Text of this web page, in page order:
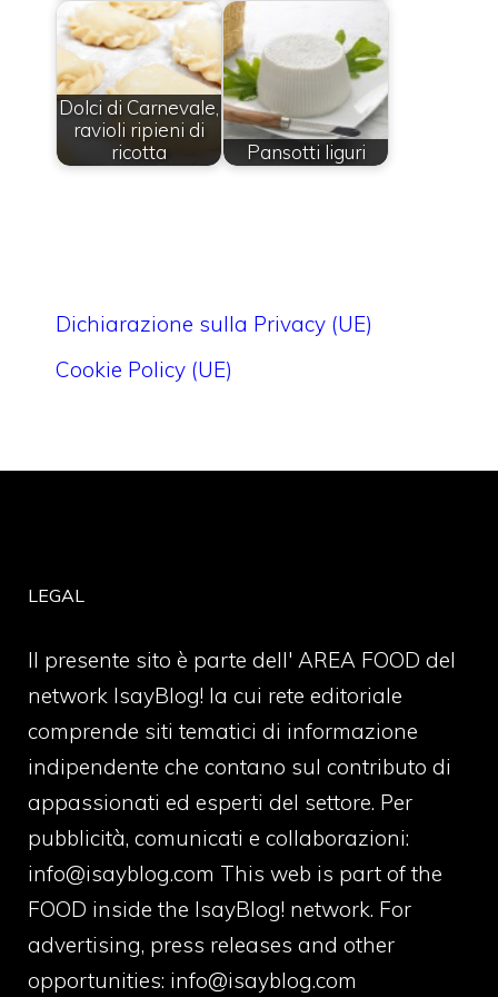
Dolci di Carnevale,
ravioli ripieni di
ricotta
Pansotti liguri
Dichiarazione sulla Privacy (UE)
Cookie Policy (UE)
LEGAL
Il presente sito è parte dell' AREA FOOD del
network IsayBlog! la cui rete editoriale
comprende siti tematici di informazione
indipendente che contano sul contributo di
appassionati ed esperti del settore. Per
pubblicità, comunicati e collaborazioni:
info@isayblog.com This web is part of the
FOOD inside the IsayBlog! network. For
advertising, press releases and other
opportunities: info@isayblog.com